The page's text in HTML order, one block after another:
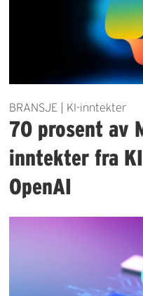
BRANSJE | KI-inntekter
70 prosent av
inntekter fra
OpenAI